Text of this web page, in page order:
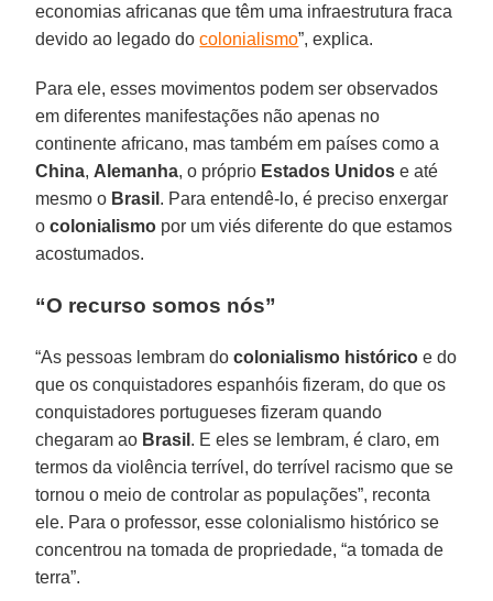
economias africanas que têm uma infraestrutura fraca
devido ao legado docolonialismo”, explica.
Para ele, esses movimentos podem ser observados
em diferentes manifestações não apenas no
continente africano, mas também em países como a
China, Alemanha, o próprio Estados Unidos e até
mesmo o Brasil . Para entendê-lo, é preciso enxergar
ocolonialismo por um viés diferente do que estamos
acostumados.
“O recurso somos nós”
“As pessoas lembram docolonialismo histórico e do
que os conquistadores espanhóis fizeram, do que os
conquistadores portugueses fizeram quando
chegaram ao Brasil . E eles se lembram, é claro, em
termos da violência terrível, do terrível racismo que se
tornou o meio de controlar as populações”, reconta
ele. Para o professor, esse colonialismo histórico se
concentrou na tomada de propriedade, “a tomada de
terra”.